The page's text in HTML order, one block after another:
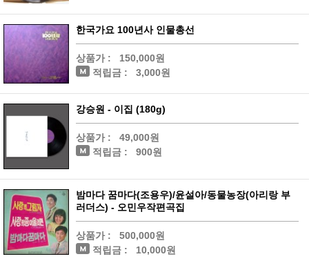
한국가요 100년사 인물총선
상품가 :
150,000원
적립금 :
3,000원
강승원 - 이집 (180g)
상품가 :
49,000원
적립금 :
900원
밤마다 꿈마다(조용우)/윤설아/동물농장(아리랑 부
러더스) - 오민우작편곡집
상품가 :
500,000원
적립금 :
10,000원